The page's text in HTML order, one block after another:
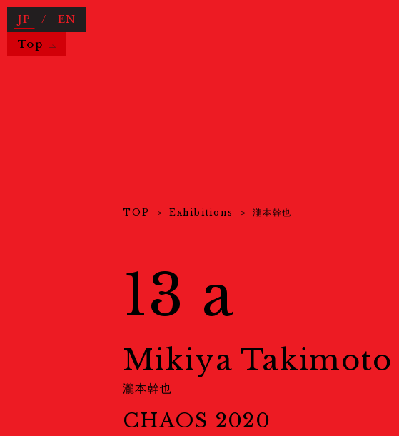
JP / EN
Top
TOP Exhibitions 瀧本幹也
13 a
Mikiya Takimoto
瀧本幹也
CHAOS 2020
COVID-19 Measures
Exhibitions
Ticket チケット
Welcome to Kyoto
Map
地図